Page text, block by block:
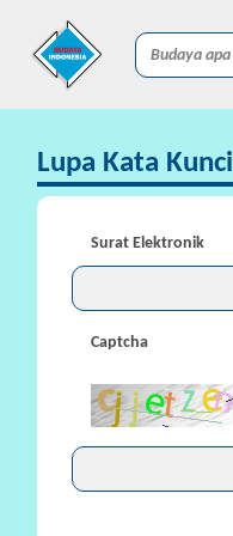
Lupa Kata Kunci
Surat Elektronik
Captcha